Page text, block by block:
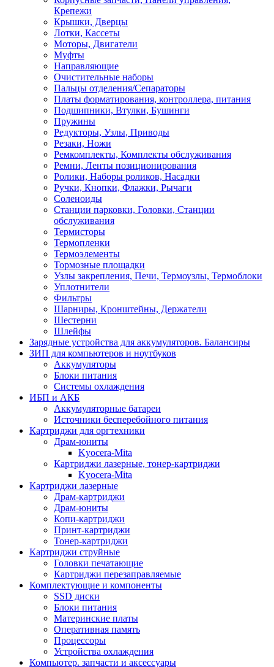
Крепежи
Крышки, Дверцы
Лотки, Кассеты
Моторы, Двигатели
Муфты
Направляющие
Очистительные наборы
Пальцы отделения/Сепараторы
Платы форматирования, контроллера, питания
Подшипники, Втулки, Бушинги
Пружины
Редукторы, Узлы, Приводы
Резаки, Ножи
Ремкомплекты, Комплекты обслуживания
Ремни, Ленты позиционирования
Ролики, Наборы роликов, Насадки
Ручки, Кнопки, Флажки, Рычаги
Соленоиды
Станции парковки, Головки, Станции
обслуживания
Термисторы
Термопленки
Термоэлементы
Тормозные площадки
Узлы закрепления, Печи, Термоузлы, Термоблоки
Уплотнители
Фильтры
Шарниры, Кронштейны, Держатели
Шестерни
Шлейфы
Зарядные устройства для аккумуляторов. Балансиры
ЗИП для компьютеров и ноутбуков
Аккумуляторы
Блоки питания
Системы охлаждения
ИБП и АКБ
Аккумуляторные батареи
Источники бесперебойного питания
Картриджи для оргтехники
Драм-юниты
Kyocera-Mita
Картриджи лазерные, тонер-картриджи
Kyocera-Mita
Картриджи лазерные
Драм-картриджи
Драм-юниты
Копи-картриджи
Принт-картриджи
Тонер-картриджи
Картриджи струйные
Головки печатающие
Картриджи перезаправляемые
Комплектующие и компоненты
SSD диски
Блоки питания
Материнские платы
Оперативная память
Процессоры
Устройства охлаждения
Компьютер. запчасти и аксессуары